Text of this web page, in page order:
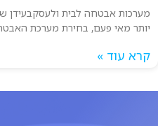
מערכות אבטחה לבית ולעסקבעידן
יותר מאי פעם, בחירת מערכת
קרא עוד »